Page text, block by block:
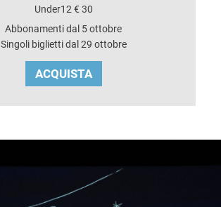
Under12 € 30
Abbonamenti dal 5 ottobre
Singoli biglietti dal 29 ottobre
ACQUISTA